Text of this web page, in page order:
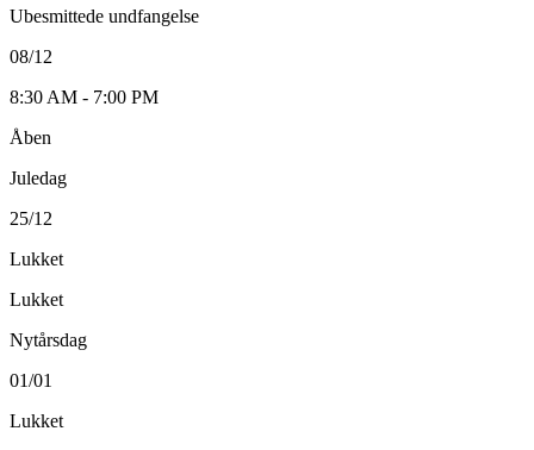
Ubesmittede undfangelse
08/12
8:30 AM - 7:00 PM
Åben
Juledag
25/12
Lukket
Lukket
Nytårsdag
01/01
Lukket